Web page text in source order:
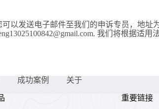
以发送电子邮件至我们的申诉专员，地
我们将根据适用
成功案例
关于
重要链接